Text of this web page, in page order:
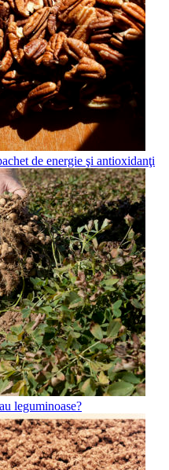
de energie şi antioxidanţi
leguminoase?